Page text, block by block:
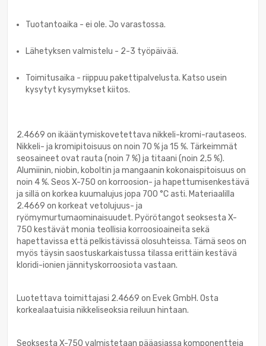
Tuotantoaika - ei ole. Jo varastossa.
Lähetyksen valmistelu - 2-3 työpäivää.
Toimitusaika - riippuu pakettipalvelusta. Katso usein
kysytyt kysymykset kiitos.
2.4669 on ikääntymiskovetettava nikkeli-kromi-rautaseos.
Nikkeli- ja kromipitoisuus on noin 70 % ja 15 %. Tärkeimmät
seosaineet ovat rauta (noin 7 %) ja titaani (noin 2,5 %).
Alumiinin, niobin, koboltin ja mangaanin kokonaispitoisuus on
noin 4 %. Seos X-750 on korroosion- ja hapettumisenkestävä
ja sillä on korkea kuumalujus jopa 700 °C asti. Materiaalilla
2.4669 on korkeat vetolujuus- ja
ryömymurtumaominaisuudet. Pyörötangot seoksesta X-
750 kestävät monia teollisia korroosioaineita sekä
hapettavissa että pelkistävissä olosuhteissa. Tämä seos on
myös täysin saostuskarkaistussa tilassa erittäin kestävä
kloridi-ionien jännityskorroosiota vastaan.
Luotettava toimittajasi 2.4669 on Evek GmbH. Osta
korkealaatuisia nikkeliseoksia reiluun hintaan.
Seoksesta X-750 valmistetaan pääasiassa komponentteja